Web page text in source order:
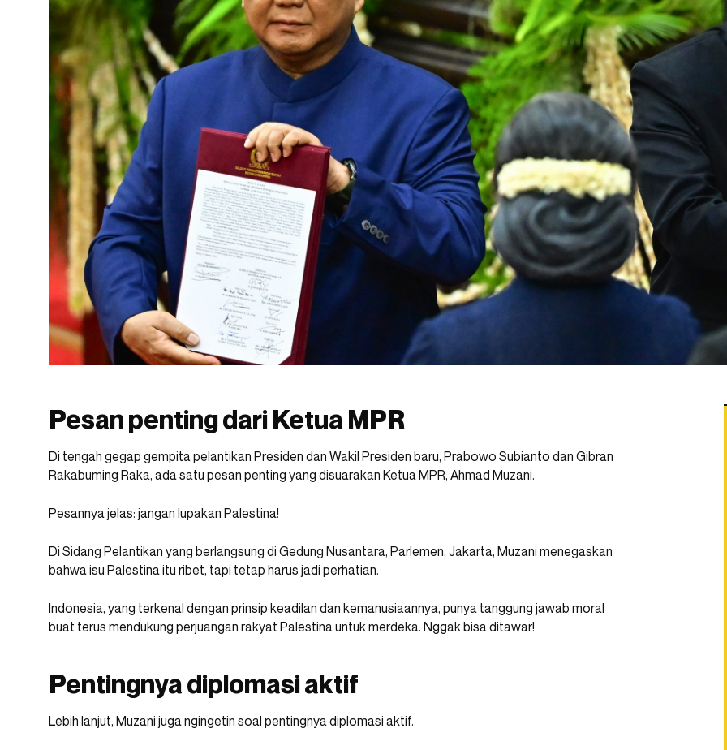
Pesan penting dari Ketua MPR
Di tengah gegap gempita pelantikan Presiden dan Wakil Presiden baru, Prabowo Subianto dan Gibran
Rakabuming Raka, ada satu pesan penting yang disuarakan Ketua MPR, Ahmad Muzani.
Pesannya jelas: jangan lupakan Palestina!
Di Sidang Pelantikan yang berlangsung di Gedung Nusantara, Parlemen, Jakarta, Muzani menegaskan
bahwa isu Palestina itu ribet, tapi tetap harus jadi perhatian.
Indonesia, yang terkenal dengan prinsip keadilan dan kemanusiaannya, punya tanggung jawab moral
buat terus mendukung perjuangan rakyat Palestina untuk merdeka. Nggak bisa ditawar!
Pentingnya diplomasi aktif
Lebih lanjut, Muzani juga ngingetin soal pentingnya diplomasi aktif.